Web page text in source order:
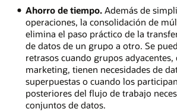
Ahorro de tiempo.Además de
operaciones, la consolidación de
elimina el paso práctico de la
de datos de un grupo a otro. Se
retrasos cuando grupos adyacentes,
marketing, tienen necesidades de
superpuestas o cuando los
posteriores del flujo de trabajo
conjuntos de datos.